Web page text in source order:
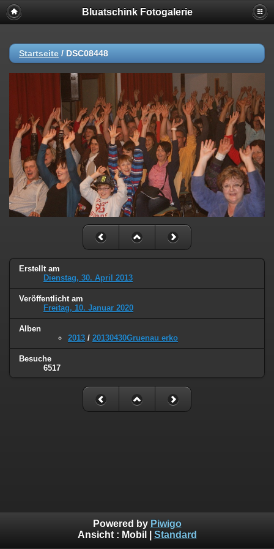
Bluatschink Fotogalerie
Startseite / DSC08448
Erstellt am
Dienstag, 30. April 2013
Veröffentlicht am
Freitag, 10. Januar 2020
Alben
2013 / 20130430Gruenau erko
Besuche
6517
Powered by Piwigo
Ansicht : Mobil Standard